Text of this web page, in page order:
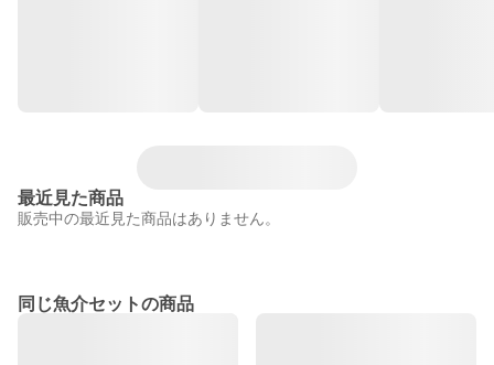
最近見た商品
販売中の最近見た商品はありません。
同じ魚介セットの商品